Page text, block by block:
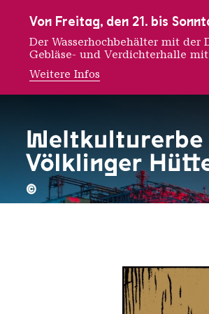
©
Von Freitag, den 21. bis
Der Wasserhochbehälter mit der
Gebläse- und Verdichterhalle
Weitere Infos